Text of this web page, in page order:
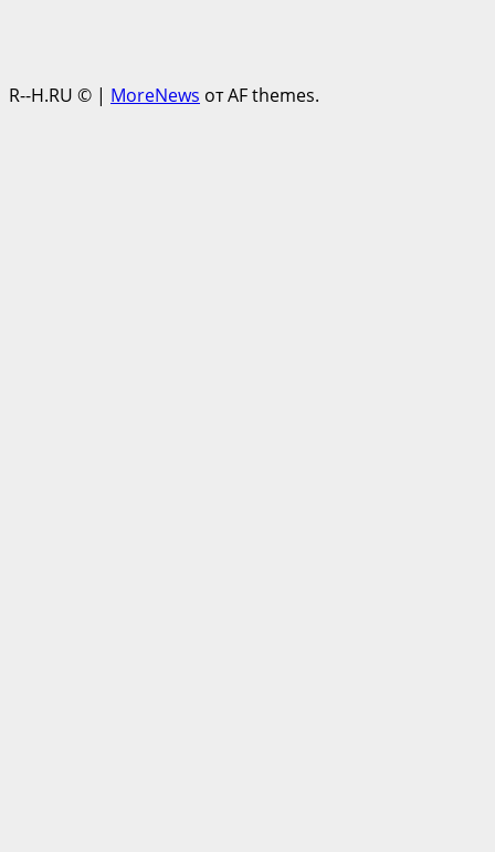
R--H.RU © | MoreNews от AF themes.